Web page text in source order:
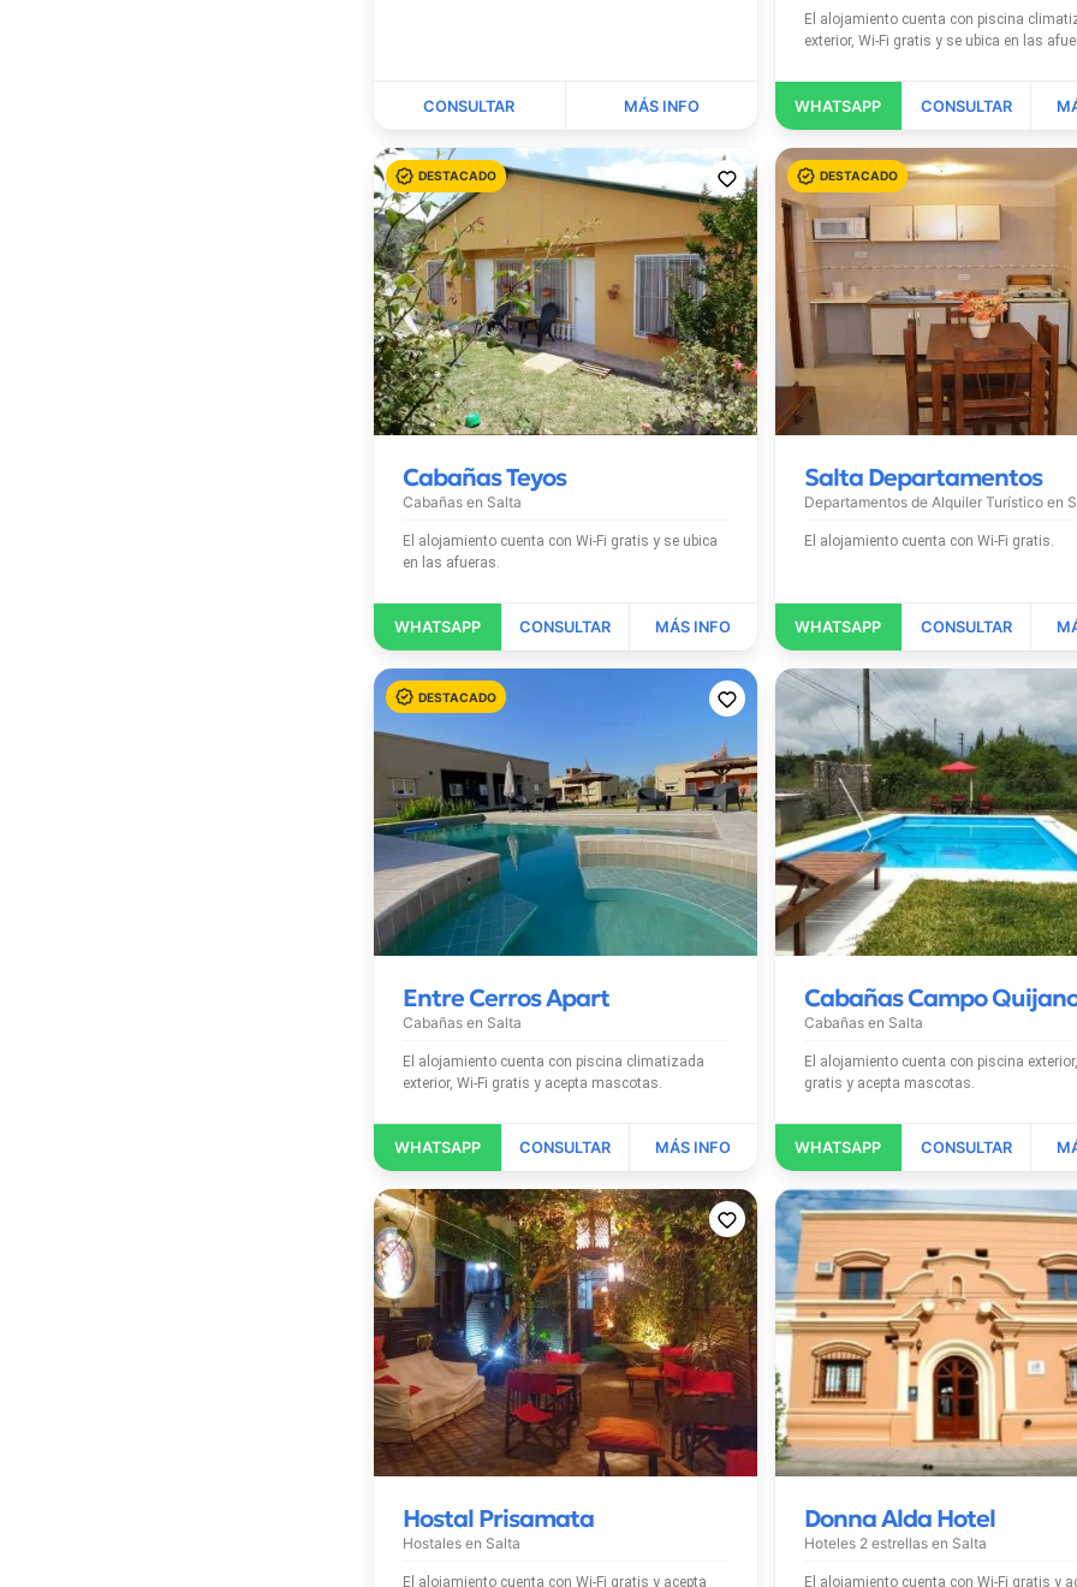
El alojamiento cuenta con piscina climatizada
exterior, Wi-Fi gratis y se ubica en las
Cabañas Teyos
Cabañas en Salta
El alojamiento cuenta con Wi-Fi gratis y se ubica
en las afueras.
Salta Departamentos
Departamentos de Alquiler Turístico en
El alojamiento cuenta con Wi-Fi gratis.
Entre Cerros Apart
Cabañas en Salta
El alojamiento cuenta con piscina climatizada
exterior, Wi-Fi gratis y acepta mascotas.
Cabañas Campo
Cabañas en Salta
El alojamiento cuenta con piscina exterior, Wi-Fi
gratis y acepta mascotas.
Hostal Prisamata
Hostales en Salta
El alojamiento cuenta con Wi-Fi gratis y acepta
Donna Alda Hotel
Hoteles 2 estrellas en Salta
El alojamiento cuenta con Wi-Fi gratis y acepta